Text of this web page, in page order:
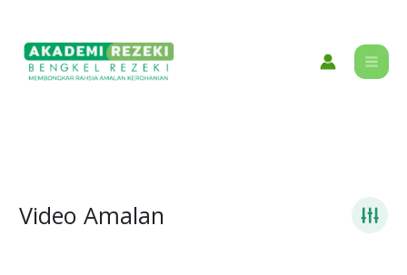
content
Video Amalan